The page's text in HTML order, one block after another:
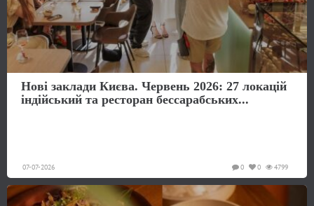
Нові заклади Києва. Червень 2026: 27 локацій
індійський та ресторан бессарабських...
07-07-2026 4799
0
0